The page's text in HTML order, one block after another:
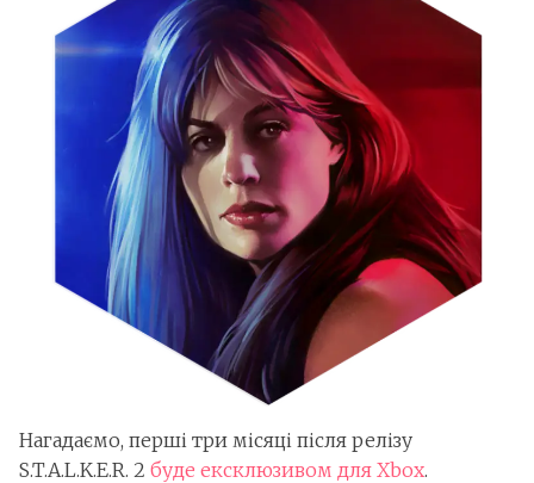
Нагадаємо, перші три місяці після релізу
S.T.A.L.K.E.R. 2 буде ексклюзивом для Xbox.